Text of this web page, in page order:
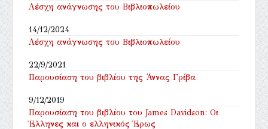
Λέσχη ανάγνωσης του Βιβλιοπωλείου
14/12/2024
Λέσχη ανάγνωσης του Βιβλιοπωλείου
22/9/2021
Παρουσίαση του βιβλίου της Άννας Γρίβα
9/12/2019
Παρουσίαση του βιβλίου του James Davidson: Οι
Έλληνες και ο ελληνικός Έρως